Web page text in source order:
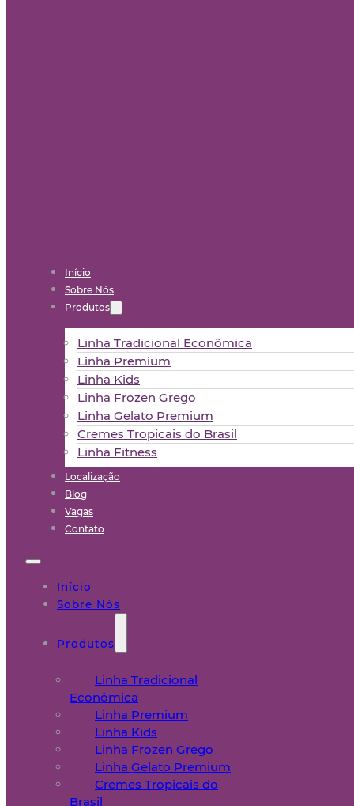
Início
Sobre Nós
Produtos
Linha Tradicional Econômica
Linha Premium
Linha Kids
Linha Frozen Grego
Linha Gelato Premium
Cremes Tropicais do Brasil
Linha Fitness
Localização
Blog
Vagas
Contato
Início
Sobre Nós
Produtos
Linha Tradicional
Econômica
Linha Premium
Linha Kids
Linha Frozen Grego
Linha Gelato Premium
Cremes Tropicais do
Brasil